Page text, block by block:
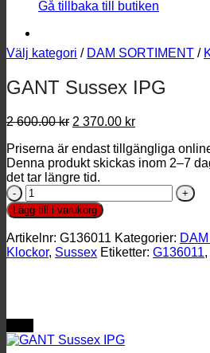
Gå tillbaka till butiken
Välj kategori / DAM SORTIMENT /
GANT Sussex IPG
2 600.00kr Det
priset
var:
2
2 370.00 krDet
priset
är:
370.00 kr.
Priserna är endast tillgängliga
Denna produkt skickas inom 2–7
det tar längre tid.
GANT
Sussex
IPG
mängd
Lägg till i varukorg
Artikelnr: G136011 Kategorier:
Klockor, Sussex Etiketter: G136011,